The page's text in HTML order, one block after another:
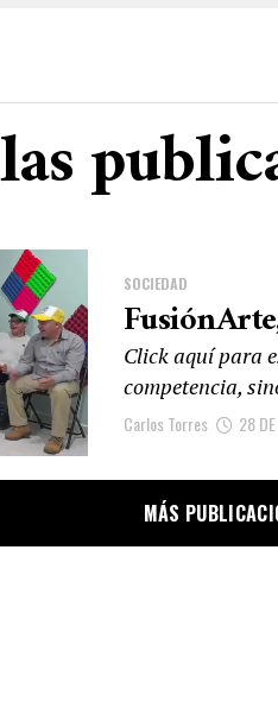
SOCIEDAD
Click aquí para
competencia,
Carlos Torres 28
MÁS